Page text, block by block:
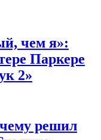
чем я»:
Паркере
2»
решил